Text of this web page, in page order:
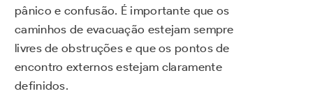
pânico e confusão. É importante que os
caminhos de evacuação estejam sempre
livres de obstruções e que os pontos de
encontro externos estejam claramente
definidos.